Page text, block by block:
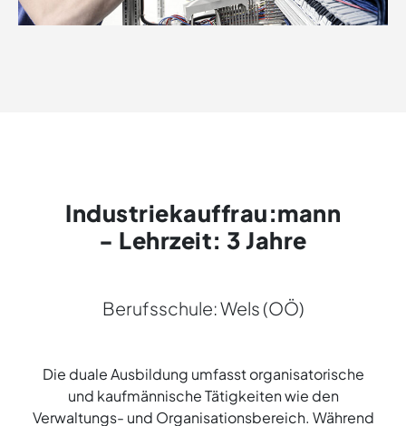
Industriekauffrau:mann
- Lehrzeit: 3 Jahre
Berufsschule: Wels (OÖ)
Die duale Ausbildung umfasst organisatorische
und kaufmännische Tätigkeiten wie den
Verwaltungs- und Organisationsbereich. Während